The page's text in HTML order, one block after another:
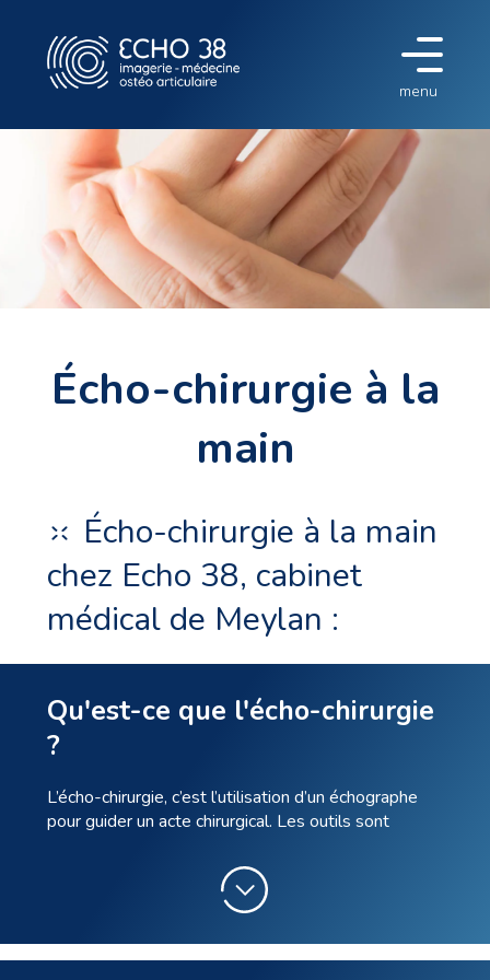
menu
Écho-chirurgie à la
main
Écho-chirurgie à la main
chez Echo 38, cabinet
médical de Meylan :
Qu'est-ce que l'écho-chirurgie
?
L’écho-chirurgie, c’est l’utilisation d’un échographe
pour guider un acte chirurgical. Les outils sont
maximum les procédures et les rendre le moins